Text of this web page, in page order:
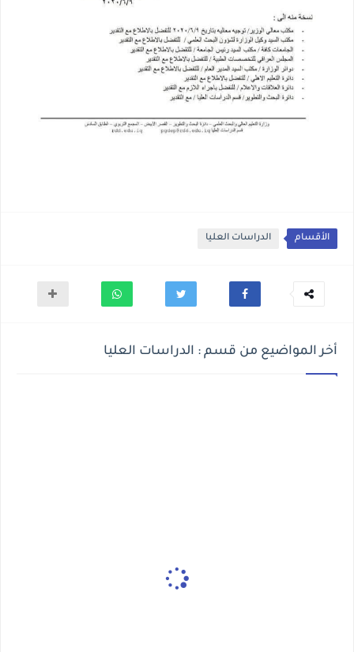
الأقسام الدراسات العليا
أخر المواضيع من قسم : الدراسات العليا